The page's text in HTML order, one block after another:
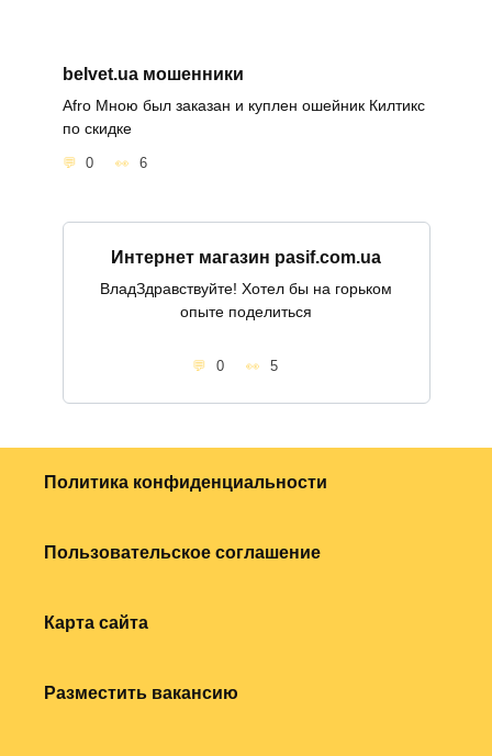
belvet.ua мошенники
Afro Мною был заказан и куплен ошейник Килтикс
по скидке
0 6
Интернет магазин pasif.com.ua
ВладЗдравствуйте! Хотел бы на горьком
опыте поделиться
0 5
Политика конфиденциальности
Пользовательское соглашение
Карта сайта
Разместить вакансию